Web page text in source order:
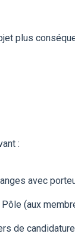
plus
:
avec
(aux
de candidature